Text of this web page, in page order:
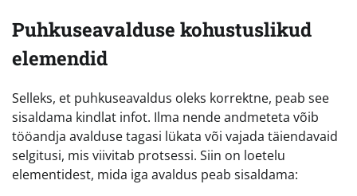
Puhkuseavalduse kohustuslikud
elemendid
Selleks, et puhkuseavaldus oleks korrektne, peab see
sisaldama kindlat infot. Ilma nende andmeteta võib
tööandja avalduse tagasi lükata või vajada täiendavaid
selgitusi, mis viivitab protsessi. Siin on loetelu
elementidest, mida iga avaldus peab sisaldama: